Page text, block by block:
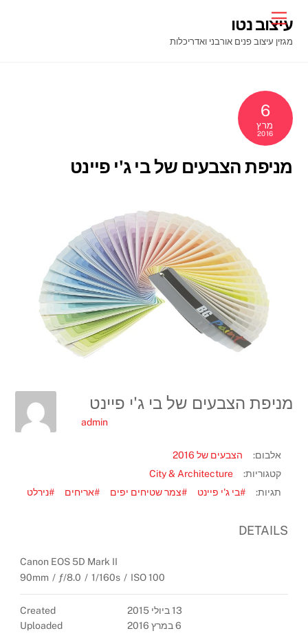
content
Menu
עיצוב נטו
מגזין עיצוב פנים אורבני ואדריכלות
6
מרץ
2016
מניפת הצבעים של בי ג'י פיינט
מניפת הצבעים של בי ג'י פיינט
admin
אלבום:
הצבעים של 2016
קטגוריות:
City & Architecture
תגיות:
#בי ג'י פיינט #צמר שטיחים יפים #אריחים #נירלט
DETAILS
Canon EOS 5D Mark II
90mm / ƒ/8.0 / 1/160s / ISO 100
Created
13 ביולי 2015
Uploaded
6 במרץ 2016